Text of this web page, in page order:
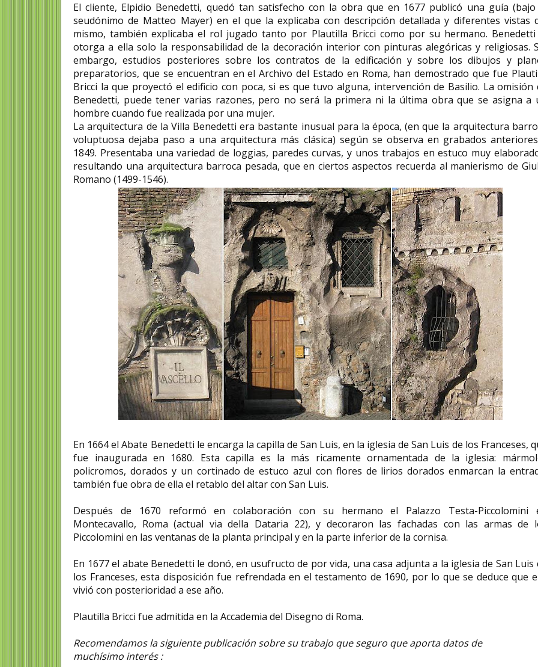
El cliente, Elpidio Benedetti, quedó tan satisfecho con la obra que en 1677 publicó una guía (bajo
seudónimo de Matteo Mayer) en el que la explicaba con descripción detallada y diferentes vistas
mismo, también explicaba el rol jugado tanto por Plautilla Bricci como por su hermano. Benedetti
otorga a ella solo la responsabilidad de la decoración interior con pinturas alegóricas y religiosas.
embargo, estudios posteriores sobre los contratos de la edificación y sobre los dibujos y
preparatorios, que se encuentran en el Archivo del Estado en Roma, han demostrado que fue
Bricci la que proyectó el edificio con poca, si es que tuvo alguna, intervención de Basilio. La omisión
Benedetti, puede tener varias razones, pero no será la primera ni la última obra que se asigna a
hombre cuando fue realizada por una mujer.
La arquitectura de la Villa Benedetti era bastante inusual para la época, (en que la arquitectura
voluptuosa dejaba paso a una arquitectura más clásica) según se observa en grabados
1849. Presentaba una variedad de loggias, paredes curvas, y unos trabajos en estuco muy
resultando una arquitectura barroca pesada, que en ciertos aspectos recuerda al manierismo de
Romano (1499-1546).
En 1664 el Abate Benedetti le encarga la capilla de San Luis, en la iglesia de San Luis de los Franceses,
fue inaugurada en 1680. Esta capilla es la más ricamente ornamentada de la iglesia:
policromos, dorados y un cortinado de estuco azul con flores de lirios dorados enmarcan la
también fue obra de ella el retablo del altar con San Luis.
Después de 1670 reformó en colaboración con su hermano el Palazzo Testa-Piccolomini
Montecavallo, Roma (actual via della Dataria 22), y decoraron las fachadas con las armas de
Piccolomini en las ventanas de la planta principal y en la parte inferior de la cornisa.
En 1677 el abate Benedetti le donó, en usufructo de por vida, una casa adjunta a la iglesia de San Luis
los Franceses, esta disposición fue refrendada en el testamento de 1690, por lo que se deduce que
vivió con posterioridad a ese año.
Plautilla Bricci fue admitida en la Accademia del Disegno di Roma.
Recomendamos la siguiente publicación sobre su trabajo que seguro que aporta datos de
muchísimo interés :